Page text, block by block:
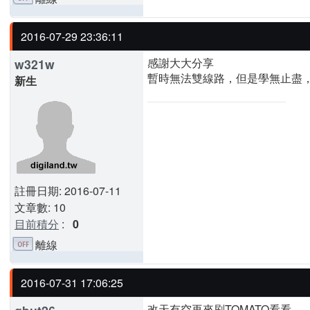
2016-07-29 23:36:11
w321w
新生
註冊日期: 2016-07-11
文章數: 10
目前積分 : 0
感謝大大分享
暫時無法雙線路，但是學無止盡
離線
2016-07-31 17:06:25